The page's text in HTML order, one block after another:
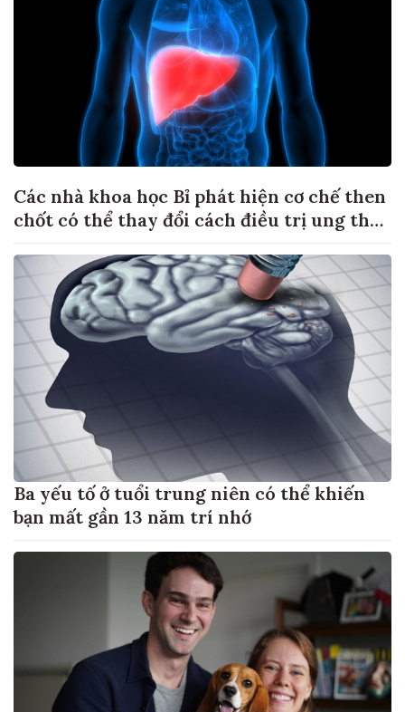
Các nhà khoa học Bỉ phát hiện cơ chế then
chốt có thể thay đổi cách điều trị ung thư
Ba yếu tố ở tuổi trung niên có thể khiến
bạn mất gần 13 năm trí nhớ